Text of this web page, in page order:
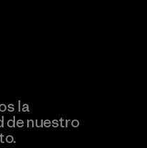
la
de nuestro